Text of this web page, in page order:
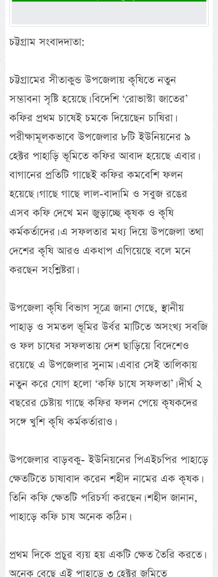
চট্টগ্রাম সংবাদদাতা:
চট্টগ্রামের সীতাকুন্ড উপজেলায় কৃষিতে নতুন
সম্ভাবনা সৃষ্টি হয়েছে। বিদেশি ‘রোভাস্টা জাতের’
কফির প্রথম চাষেই চমকে দিয়েছেন চাষিরা।
পরীক্ষামূলকভাবে উপজেলার ৮টি ইউনিয়নের ৯
হেক্টর পাহাড়ি ভূমিতে কফির আবাদ হয়েছে এবার।
বাগানের প্রতিটি গাছেই কফির কমবেশি ফলন
হয়েছে। গাছে গাছে লাল-বাদামি ও সবুজ রঙের
এসব কফি দেখে মন জুড়াচ্ছে কৃষক ও কৃষি
কর্মকর্তাদের। এ সফলতার মধ্য দিয়ে উপজেলা তথা
দেশের কৃষি আরও একধাপ এগিয়েছে বলে মনে
করছেন সংশ্লিষ্টরা।
উপজেলা কৃষি বিভাগ সূত্রে জানা গেছে, স্থানীয়
পাহাড় ও সমতল ভূমির উর্বর মাটিতে অসংখ্য সবজি
ও ফল চাষের সফলতায় দেশ ছাড়িয়ে বিদেশেও
রয়েছে এ উপজেলার সুনাম। এবার সেই তালিকায়
নতুন করে যোগ হলো ‘কফি চাষে সফলতা’। দীর্ঘ ২
বছরের চেষ্টায় গাছে কফির ফলন পেয়ে কৃষকদের
সঙ্গে খুশি কৃষি কর্মকর্তারাও।
উপজেলার বাড়বকু- ইউনিয়নের পিএইচপির পাহাড়ে
ক্ষেতটিতে চাষাবাদ করেন শহীদ নামের এক কৃষক।
তিনি কফি ক্ষেতটি পরিচর্যা করছেন। শহীদ জানান,
পাহাড়ে কফি চাষ অনেক কঠিন।
প্রথম দিকে প্রচুর ব্যয় হয় একটি ক্ষেত তৈরি করতে।
অনেক বেছে এই পাহাড়ে ৩ হেক্টর জমিতে